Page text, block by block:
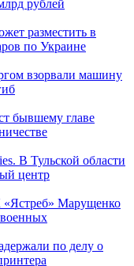
рублей
разместить в
по Украине
взорвали машину
бывшему главе
В Тульской области
центр
Марущенко
по делу о